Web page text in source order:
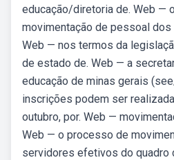
educação/diretoria de. Web —
movimentação de pessoal
Web — nos termos da
de estado de. Web — a
educação de minas gerais
inscrições podem ser
outubro, por. Web —
Web — o processo de
servidores efetivos do quadro